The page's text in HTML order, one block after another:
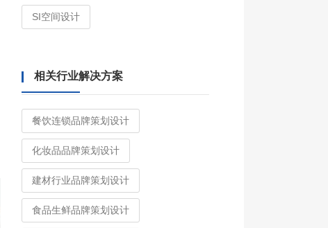
SI空间设计
相关行业解决方案
餐饮连锁品牌策划设计
化妆品品牌策划设计
建材行业品牌策划设计
食品生鲜品牌策划设计